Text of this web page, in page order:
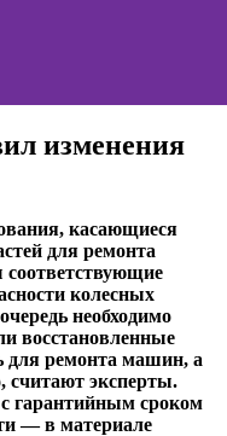
изменения
касающиеся
для ремонта
колесных
необходимо
восстановленные
для ремонта машин, а
считают эксперты.
гарантийным сроком
— в материале